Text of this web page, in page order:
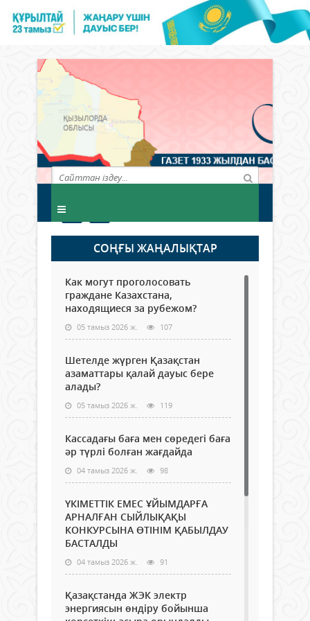
СОҢҒЫ ЖАҢАЛЫҚТАР
Как могут проголосовать
граждане Казахстана,
находящиеся за рубежом?
05 тамыз 2026 ж. 107
Шетелде жүрген Қазақстан
азаматтары қалай дауыс бере
алады?
05 тамыз 2026 ж. 119
Кассадағы баға мен сөредегі баға
әр түрлі болған жағдайда
04 тамыз 2026 ж. 98
ҮКІМЕТТІК ЕМЕС ҰЙЫМДАРҒА
АРНАЛҒАН СЫЙЛЫҚАҚЫ
КОНКУРСЫНА ӨТІНІМ ҚАБЫЛДАУ
БАСТАЛДЫ
04 тамыз 2026 ж. 91
Қазақстанда ЖЭК электр
энергиясын өндіру бойынша